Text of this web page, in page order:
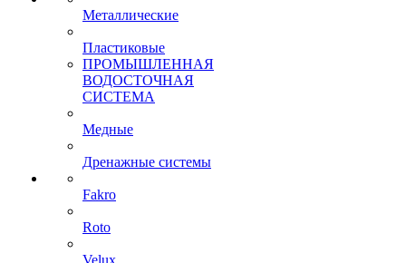
Металлические
Пластиковые
ПРОМЫШЛЕННАЯ
ВОДОСТОЧНАЯ
СИСТЕМА
Медные
Дренажные системы
Fakro
Roto
Velux